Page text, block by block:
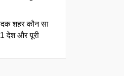
शहर कौन सा
1 देश और पूरी